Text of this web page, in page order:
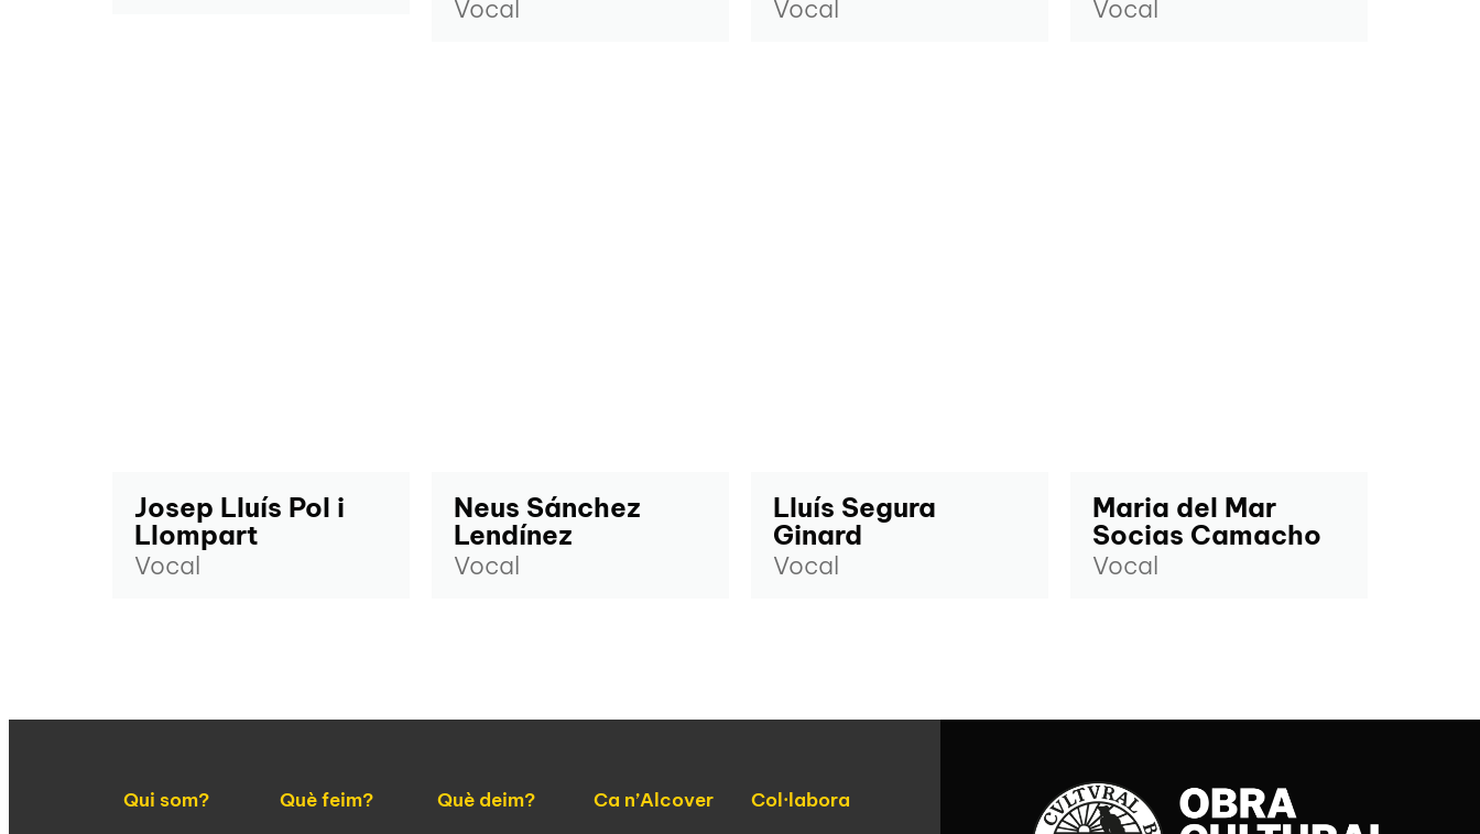
Vocal Vocal Vocal
Josep Lluís Pol i
Llompart
Vocal
Neus Sánchez
Lendínez
Vocal
Lluís Segura
Ginard
Vocal
Maria del Mar
Socias Camacho
Vocal
Qui som? Què feim? Què deim? Ca n’Alcover Col·labora